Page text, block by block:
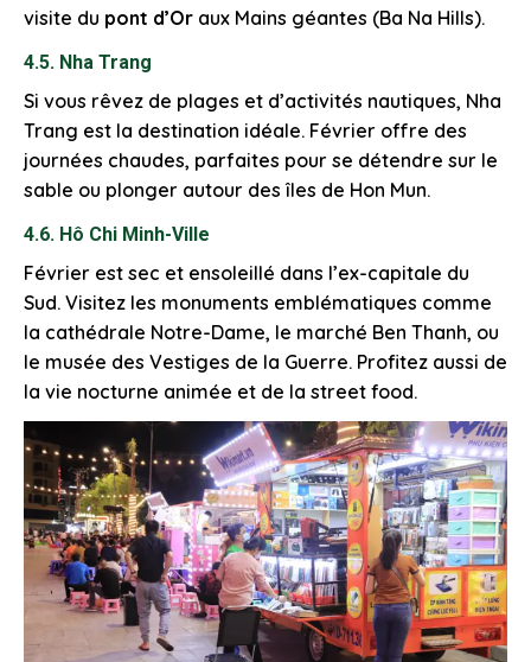
visite du pont d’Or aux Mains géantes (Ba Na Hills).
4.5. Nha Trang
Si vous rêvez de plages et d’activités nautiques, Nha
Trang est la destination idéale. Février offre des
journées chaudes, parfaites pour se détendre sur le
sable ou plonger autour des îles de Hon Mun.
4.6. Hô Chi Minh-Ville
Février est sec et ensoleillé dans l’ex-capitale du
Sud. Visitez les monuments emblématiques comme
la cathédrale Notre-Dame, le marché Ben Thanh, ou
le musée des Vestiges de la Guerre. Profitez aussi de
la vie nocturne animée et de la street food.